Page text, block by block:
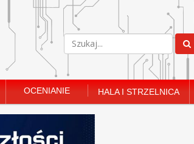
OCENIANIE HALA I STRZELNICA